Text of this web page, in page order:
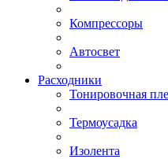
Компрессоры
Автосвет
Расходники
Тонировочная
Термоусадка
Изолента